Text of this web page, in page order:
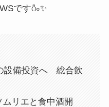
です🍶✨
設備投資へ 総合飲
リエと食中酒開